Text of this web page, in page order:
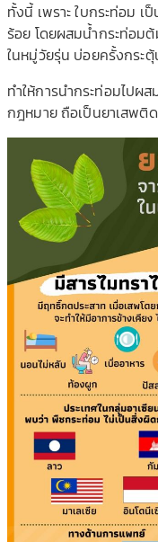
ทั้งนี้ เพราะ ใบกระท่อม
ร้อย โดยผสมน้ำกระท่อม
ในหมู่วัยรุ่น บ่อยครั้งกระ
ทำให้การนำกระท่อมไปผ
กฎหมาย ถือเป็นยาเสพติด